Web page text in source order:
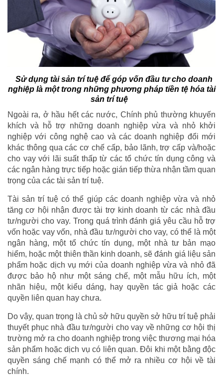
Sử dụng tài sản trí tuệ để góp vốn đầu tư cho doanh
nghiệp là một trong những phương pháp tiền tệ hóa tài
sản trí tuệ
Ngoài ra, ở hầu hết các nước, Chính phủ thường khuyến
khích và hỗ trợ những doanh nghiệp vừa và nhỏ khởi
nghiệp với công nghệ cao và các doanh nghiệp đổi mới
khác thông qua các cơ chế cấp, bảo lãnh, trợ cấp và/hoặc
cho vay với lãi suất thấp từ các tổ chức tín dụng công và
các ngân hàng trực tiếp hoặc gián tiếp thừa nhận tầm quan
trọng của các tài sản trí tuệ.
Tài sản trí tuệ có thể giúp các doanh nghiệp vừa và nhỏ
tăng cơ hội nhận được tài trợ kinh doanh từ các nhà đầu
tư/người cho vay. Trong quá trình đánh giá yêu cầu hỗ trợ
vốn hoặc vay vốn, nhà đầu tư/người cho vay, có thể là một
ngân hàng, một tổ chức tín dụng, một nhà tư bản mạo
hiểm, hoặc một thiên thần kinh doanh, sẽ đánh giá liệu sản
phẩm hoặc dịch vụ mới của doanh nghiệp vừa và nhỏ đã
được bảo hộ như một sáng chế, một mẫu hữu ích, một
nhãn hiệu, một kiểu dáng, hay quyền tác giả hoặc các
quyền liên quan hay chưa.
Do vậy, quan trọng là chủ sở hữu quyền sở hữu trí tuệ phải
thuyết phục nhà đầu tư/người cho vay về những cơ hội thị
trường mở ra cho doanh nghiệp trong việc thương mại hóa
sản phẩm hoặc dịch vụ có liên quan. Đôi khi một bằng độc
quyền sáng chế mạnh có thể mở ra nhiều cơ hội về tài
chính.